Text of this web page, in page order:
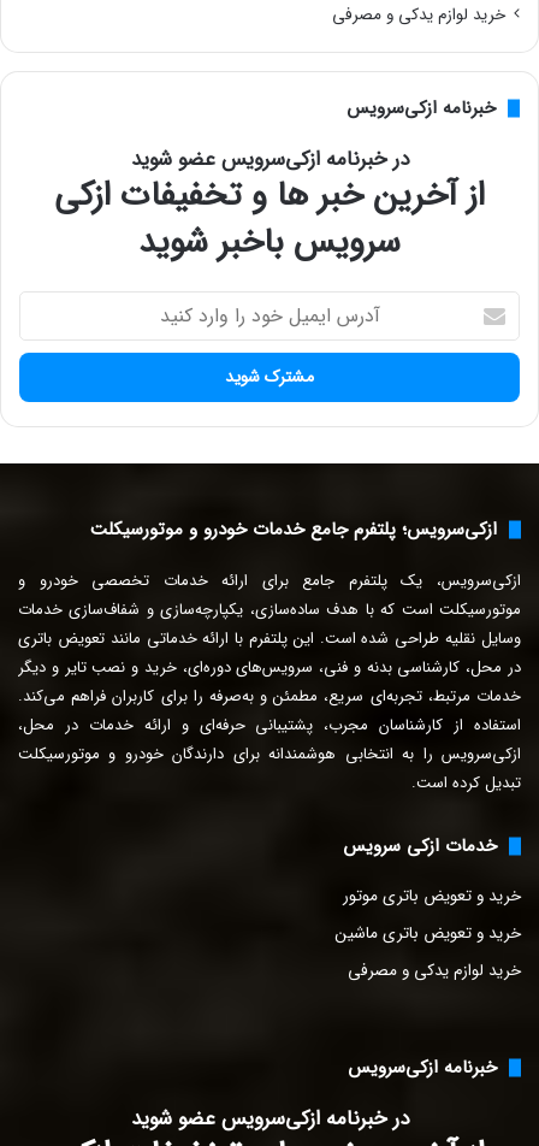
خرید لوازم یدکی و مصرفی
خبرنامه ازکی‌سرویس
در خبرنامه ازکی‌سرویس عضو شوید
از آخرین خبر ها و تخفیفات ازکی
سرویس باخبر شوید
ر
ا
ی
د
ر
ا
و
ر
د
ک
ن
د
ازکی‌سرویس؛ پلتفرم جامع خدمات خودرو و موتورسیکلت
ازکی‌سرویس، یک پلتفرم جامع برای ارائه خدمات تخصصی خودرو و
موتورسیکلت است که با هدف ساده‌سازی، یکپارچه‌سازی و شفاف‌سازی خدمات
وسایل نقلیه طراحی شده است. این پلتفرم با ارائه خدماتی مانند تعویض باتری
در محل، کارشناسی بدنه و فنی، سرویس‌های دوره‌ای، خرید و نصب تایر و دیگر
خدمات مرتبط، تجربه‌ای سریع، مطمئن و به‌صرفه را برای کاربران فراهم می‌کند.
استفاده از کارشناسان مجرب، پشتیبانی حرفه‌ای و ارائه خدمات در محل،
ازکی‌سرویس را به انتخابی هوشمندانه برای دارندگان خودرو و موتورسیکلت
تبدیل کرده است.
خدمات ازکی سرویس
خرید و تعویض باتری موتور
خرید و تعویض باتری ماشین
خرید لوازم یدکی و مصرفی
خبرنامه ازکی‌سرویس
در خبرنامه ازکی‌سرویس عضو شوید